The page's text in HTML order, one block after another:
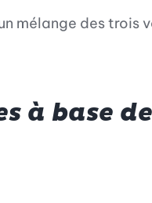
mélange des trois
à base
préférées